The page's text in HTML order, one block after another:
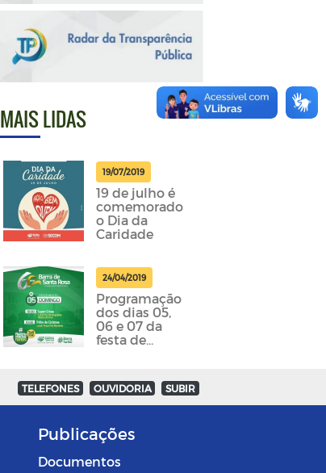
MAIS LIDAS
19/07/2019
19 de julho é
comemorado
o Dia da
Caridade
24/04/2019
Programação
dos dias 05,
06 e 07 da
festa de
foram
divulgadas
TELEFONES OUVIDORIA SUBIR
Publicações
Documentos